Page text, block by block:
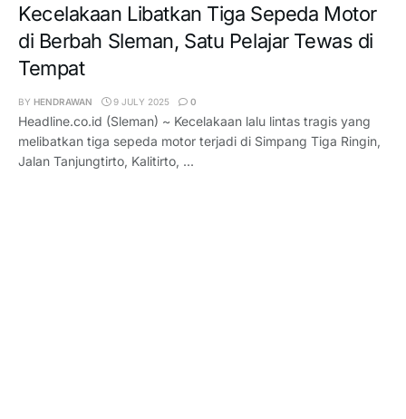
Kecelakaan Libatkan Tiga Sepeda Motor
di Berbah Sleman, Satu Pelajar Tewas di
Tempat
BY HENDRAWAN 9 JULY 2025 0
Headline.co.id (Sleman) ~ Kecelakaan lalu lintas tragis yang
melibatkan tiga sepeda motor terjadi di Simpang Tiga Ringin,
Jalan Tanjungtirto, Kalitirto, ...